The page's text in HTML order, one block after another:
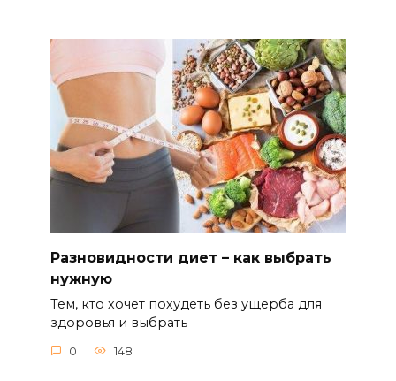
Разновидности диет – как выбрать
нужную
Тем, кто хочет похудеть без ущерба для
здоровья и выбрать
0 148